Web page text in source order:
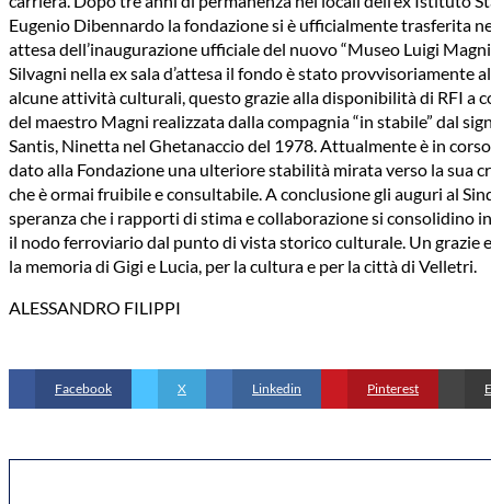
Eugenio Dibennardo la fondazione si è ufficialmente trasferita
attesa dell’inaugurazione ufficiale del nuovo “Museo Luigi
Silvagni nella ex sala d’attesa il fondo è stato
alcune attività culturali, questo grazie alla disponibilità di RFI a
del maestro Magni realizzata dalla compagnia “in stabile” dal
Santis, Ninetta nel Ghetanaccio del 1978. Attualmente è in
dato alla Fondazione una ulteriore stabilità mirata verso la sua
che è ormai fruibile e consultabile. A conclusione gli auguri al
speranza che i rapporti di stima e collaborazione si consolidino
il nodo ferroviario dal punto di vista storico culturale. Un grazie
la memoria di Gigi e Lucia, per la cultura e per la città di Velletri.
ALESSANDRO FILIPPI
Facebook X Linkedin Pinterest